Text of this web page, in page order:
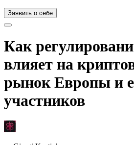
Заявить о себе
Как
влияет на
рынок Европы и
участников